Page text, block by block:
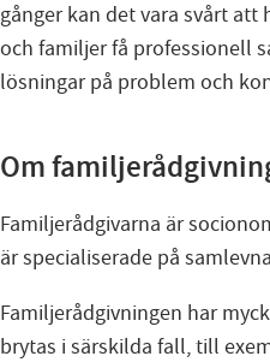
gånger kan det vara svårt att
och familjer få professionell
lösningar på problem och
Om
Familjerådgivarna är
är specialiserade på
Familjerådgivningen har
brytas i särskilda fall, till